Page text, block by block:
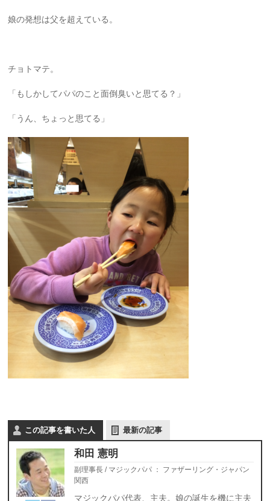
娘の発想は父を超えている。
チョトマテ。
「もしかしてパパのこと面倒臭いと思てる？」
「うん、ちょっと思てる」
この記事を書いた人 最新の記事
和田 憲明
副理事長 / マジックパパ ： ファザーリング・ジャパン
関西
マジックパパ代表、主夫。娘の誕生を機に主夫